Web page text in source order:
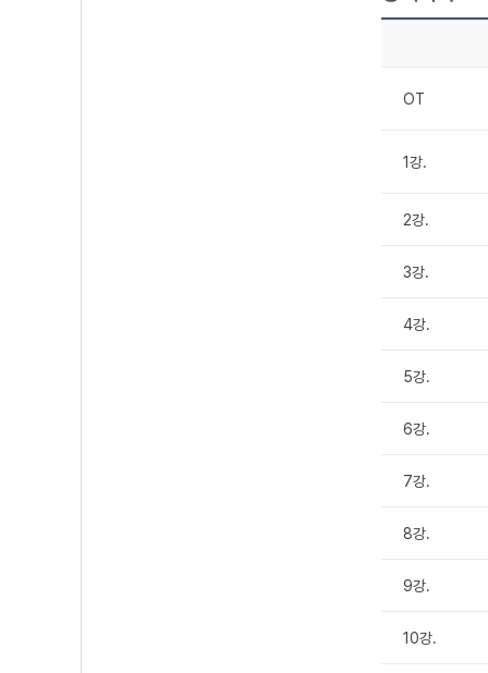
OT
1강.
2강.
3강.
4강.
5강.
6강.
7강.
8강.
9강.
10강.